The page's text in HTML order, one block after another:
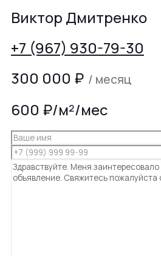
Виктор Дмитренко
+7 (967) 930-79-30
300 000 ₽ / месяц
600 ₽/м²/мес